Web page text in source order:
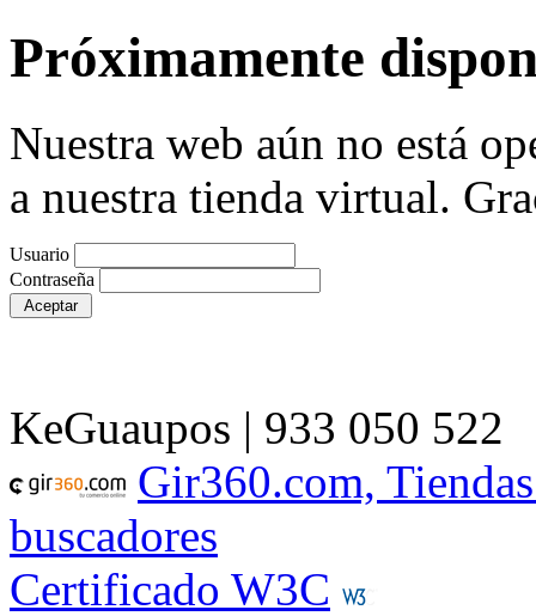
Próximamente
Nuestra web aún no está
a nuestra tienda virtual.
Usuario
Contraseña
KeGuaupos | 933 050 522
Gir360.com,
buscadores
Certificado W3C